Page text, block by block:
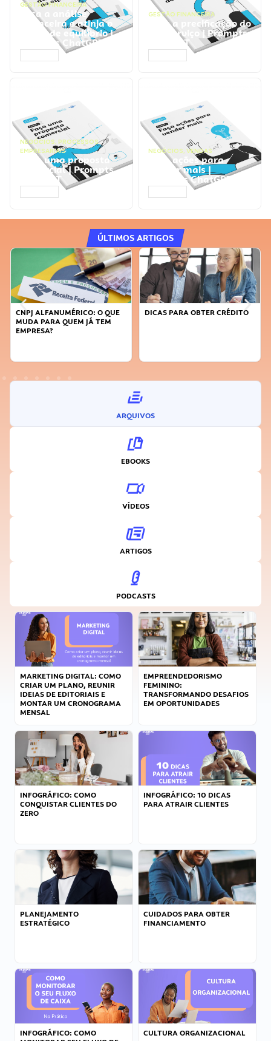
GESTÃO FINANCEIRA
Faça a análise
financeira e atinja o
ponto de equilíbrio |
Prompts ChatGPT
GESTÃO FINANCEIRA
Faça a precificação do
seu serviço | Prompts
ChatGPT
NEGÓCIOS, PROCESSOS
EMPRESARIAIS
Faça uma proposta
comercial | Prompts
ChatGPT
NEGÓCIOS, VENDAS
Faça ações para
vender mais |
Prompts ChatGPT
ÚLTIMOS ARTIGOS
CNPJ ALFANUMÉRICO: O QUE
MUDA PARA QUEM JÁ TEM
EMPRESA?
DICAS PARA OBTER CRÉDITO
ARQUIVOS
EBOOKS
VÍDEOS
ARTIGOS
PODCASTS
MARKETING DIGITAL: COMO
CRIAR UM PLANO, REUNIR
IDEIAS DE EDITORIAIS E
MONTAR UM CRONOGRAMA
MENSAL
EMPREENDEDORISMO
FEMININO:
TRANSFORMANDO DESAFIOS
EM OPORTUNIDADES
INFOGRÁFICO: COMO
CONQUISTAR CLIENTES DO
ZERO
INFOGRÁFICO: 10 DICAS
PARA ATRAIR CLIENTES
PLANEJAMENTO
ESTRATÉGICO
CUIDADOS PARA OBTER
FINANCIAMENTO
INFOGRÁFICO: COMO
CULTURA ORGANIZACIONAL